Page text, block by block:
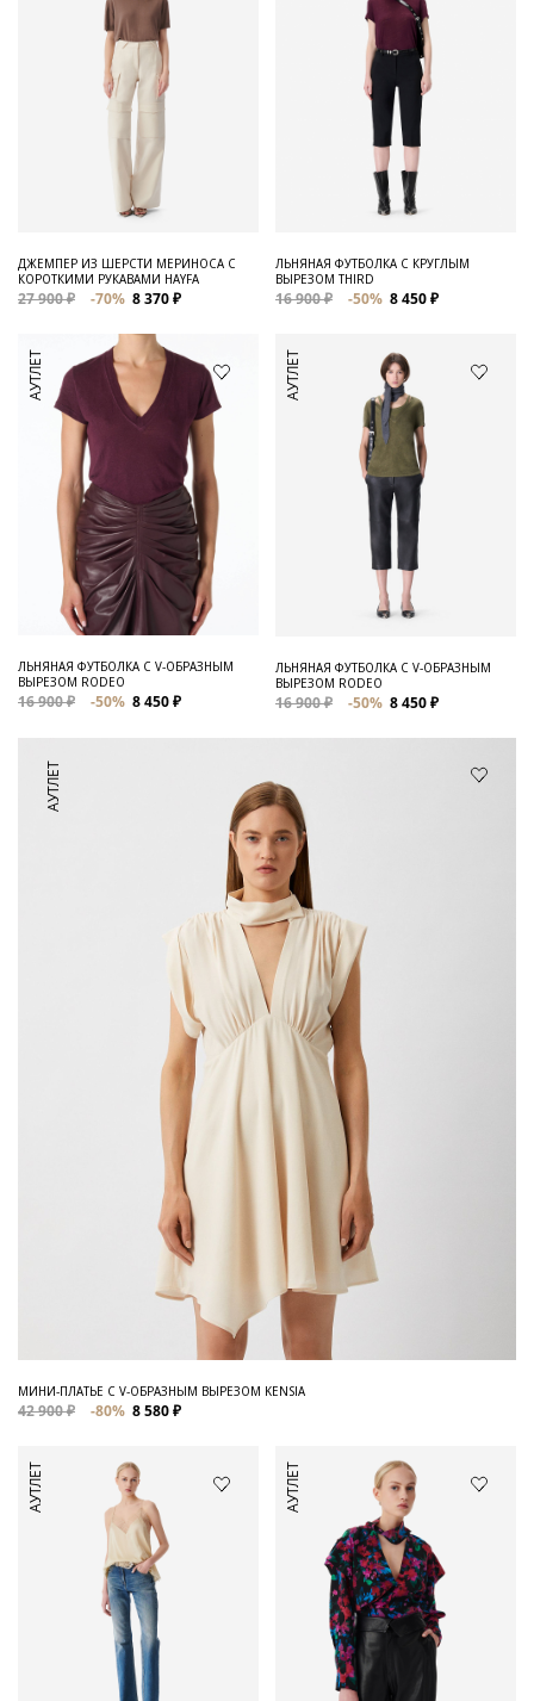
ДЖЕМПЕР ИЗ ШЕРСТИ МЕРИНОСА С
КОРОТКИМИ РУКАВАМИ HAYFA
27 900 ₽ -70% 8 370 ₽
ЛЬНЯНАЯ ФУТБОЛКА С КРУГЛЫМ
ВЫРЕЗОМ THIRD
16 900 ₽ -50% 8 450 ₽
АУТЛЕТ
ЛЬНЯНАЯ ФУТБОЛКА C V-ОБРАЗНЫМ
ВЫРЕЗОМ RODEO
16 900 ₽ -50% 8 450 ₽
АУТЛЕТ
ЛЬНЯНАЯ ФУТБОЛКА С V-ОБРАЗНЫМ
ВЫРЕЗОМ RODEO
16 900 ₽ -50% 8 450 ₽
АУТЛЕТ
МИНИ-ПЛАТЬЕ С V-ОБРАЗНЫМ ВЫРЕЗОМ KENSIA
42 900 ₽ -80% 8 580 ₽
АУТЛЕТ АУТЛЕТ